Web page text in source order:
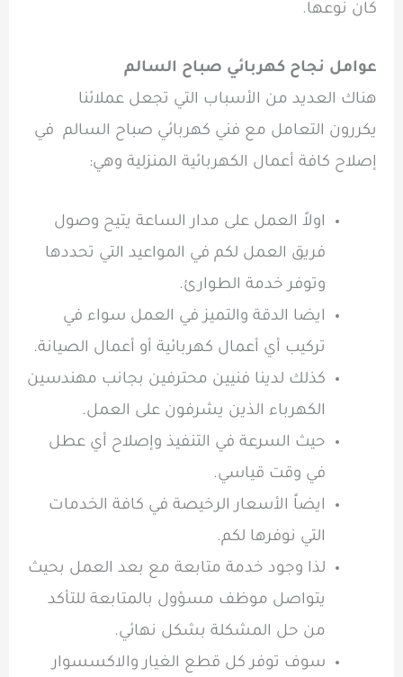
كان نوعها.
عوامل نجاح كهربائي صباح السالم
هناك العديد من الأسباب التي تجعل عملائنا
يكررون التعامل مع فني كهربائي صباح السالم في
إصلاح كافة أعمال الكهربائية المنزلية وهي:
اولاً العمل على مدار الساعة يتيح وصول
فريق العمل لكم في المواعيد التي تحددها
وتوفر خدمة الطوارئ.
ايضا الدقة والتميز في العمل سواء في
تركيب أي أعمال كهربائية أو أعمال الصيانة.
كذلك لدينا فنيين محترفين بجانب مهندسين
الكهرباء الذين يشرفون على العمل.
حيث السرعة في التنفيذ وإصلاح أي عطل
في وقت قياسي.
ايضاً الأسعار الرخيصة في كافة الخدمات
التي نوفرها لكم.
لذا وجود خدمة متابعة مع بعد العمل بحيث
يتواصل موظف مسؤول بالمتابعة للتأكد
من حل المشكلة بشكل نهائي.
سوف توفر كل قطع الغيار والاكسسوار